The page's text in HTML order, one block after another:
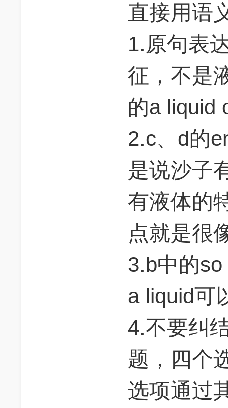
直接用语
1.原句表
征，不是
的a liquid
2.c、d的
是说沙子
有液体的
点就是很
3.b中的
a liquid可
4.不要纠
题，四个
选项通过